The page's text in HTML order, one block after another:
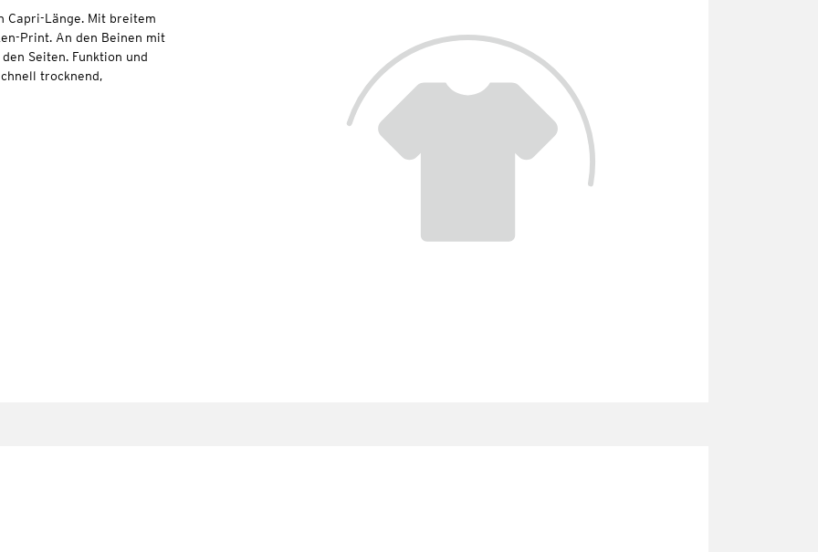
Capri-Länge. Mit breitem
Print. An den Beinen mit
Seiten. Funktion und
trocknend,